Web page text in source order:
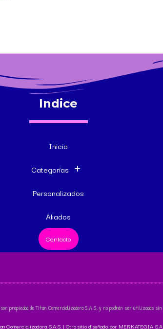
Indice
Inicio
Categorías
Personalizados
Aliados
Contacto
son propiedad de Titan Comercializadora S.A.S. y no podrán ser utilizadas
Comercializadora S.A.S. | Otro sitio diseñado por MERKATEGIA